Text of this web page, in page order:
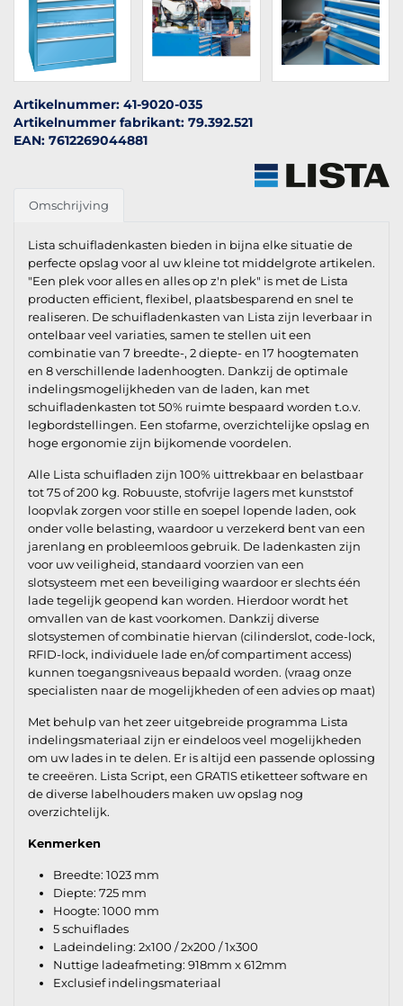
Artikelnummer: 41-9020-035
Artikelnummer fabrikant: 79.392.521
EAN: 7612269044881
Omschrijving
Lista schuifladenkasten bieden in bijna elke situatie de
perfecte opslag voor al uw kleine tot middelgrote artikelen.
"Een plek voor alles en alles op z'n plek" is met de Lista
producten efficient, flexibel, plaatsbesparend en snel te
realiseren. De schuifladenkasten van Lista zijn leverbaar in
ontelbaar veel variaties, samen te stellen uit een
combinatie van 7 breedte-, 2 diepte- en 17 hoogtematen
en 8 verschillende ladenhoogten. Dankzij de optimale
indelingsmogelijkheden van de laden, kan met
schuifladenkasten tot 50% ruimte bespaard worden t.o.v.
legbordstellingen. Een stofarme, overzichtelijke opslag en
hoge ergonomie zijn bijkomende voordelen.
Alle Lista schuifladen zijn 100% uittrekbaar en belastbaar
tot 75 of 200 kg. Robuuste, stofvrije lagers met kunststof
loopvlak zorgen voor stille en soepel lopende laden, ook
onder volle belasting, waardoor u verzekerd bent van een
jarenlang en probleemloos gebruik. De ladenkasten zijn
voor uw veiligheid, standaard voorzien van een
slotsysteem met een beveiliging waardoor er slechts één
lade tegelijk geopend kan worden. Hierdoor wordt het
omvallen van de kast voorkomen. Dankzij diverse
slotsystemen of combinatie hiervan (cilinderslot, code-lock,
RFID-lock, individuele lade en/of compartiment access)
kunnen toegangsniveaus bepaald worden. (vraag onze
specialisten naar de mogelijkheden of een advies op maat)
Met behulp van het zeer uitgebreide programma Lista
indelingsmateriaal zijn er eindeloos veel mogelijkheden
om uw lades in te delen. Er is altijd een passende oplossing
te creeëren. Lista Script, een GRATIS etiketteer software en
de diverse labelhouders maken uw opslag nog
overzichtelijk.
Kenmerken
Breedte: 1023 mm
Diepte: 725 mm
Hoogte: 1000 mm
5 schuiflades
Ladeindeling: 2x100 / 2x200 / 1x300
Nuttige ladeafmeting: 918mm x 612mm
Exclusief indelingsmateriaal